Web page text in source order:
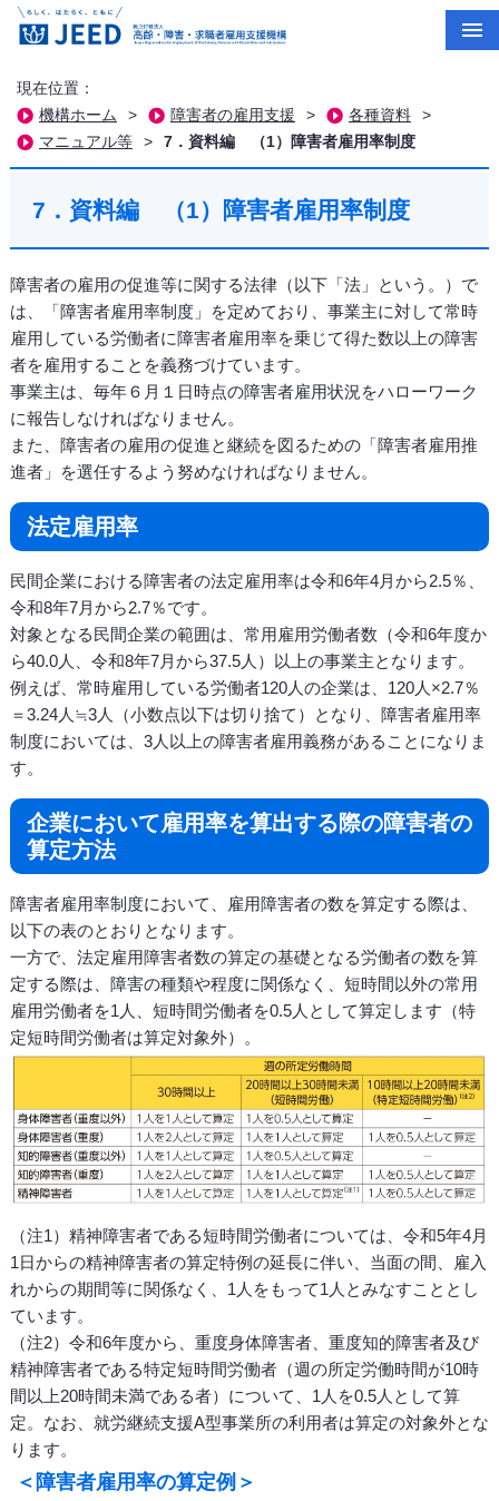
現在位置：
機構ホーム
> 障害者の雇用支援 > 各種資料
>
マニュアル等
> 7．資料編 （1）障害者雇用率制度
7．資料編 （1）障害者雇用率制度
障害者の雇用の促進等に関する法律（以下「法」という。）で
は、「障害者雇用率制度」を定めており、事業主に対して常時
雇用している労働者に障害者雇用率を乗じて得た数以上の障害
者を雇用することを義務づけています。
事業主は、毎年６月１日時点の障害者雇用状況をハローワーク
に報告しなければなりません。
また、障害者の雇用の促進と継続を図るための「障害者雇用推
進者」を選任するよう努めなければなりません。
法定雇用率
民間企業における障害者の法定雇用率は令和6年4月から2.5％、
令和8年7月から2.7％です。
対象となる民間企業の範囲は、常用雇用労働者数（令和6年度か
ら40.0人、令和8年7月から37.5人）以上の事業主となります。
例えば、常時雇用している労働者120人の企業は、120人×2.7％
＝3.24人≒3人（小数点以下は切り捨て）となり、障害者雇用率
制度においては、3人以上の障害者雇用義務があることになりま
す。
企業において雇用率を算出する際の障害者の
算定方法
障害者雇用率制度において、雇用障害者の数を算定する際は、
以下の表のとおりとなります。
一方で、法定雇用障害者数の算定の基礎となる労働者の数を算
定する際は、障害の種類や程度に関係なく、短時間以外の常用
雇用労働者を1人、短時間労働者を0.5人として算定します（特
定短時間労働者は算定対象外）。
（注1）精神障害者である短時間労働者については、令和5年4月
1日からの精神障害者の算定特例の延長に伴い、当面の間、雇入
れからの期間等に関係なく、1人をもって1人とみなすこととし
ています。
（注2）令和6年度から、重度身体障害者、重度知的障害者及び
精神障害者である特定短時間労働者（週の所定労働時間が10時
間以上20時間未満である者）について、1人を0.5人として算
定。なお、就労継続支援A型事業所の利用者は算定の対象外とな
ります。
＜障害者雇用率の算定例＞